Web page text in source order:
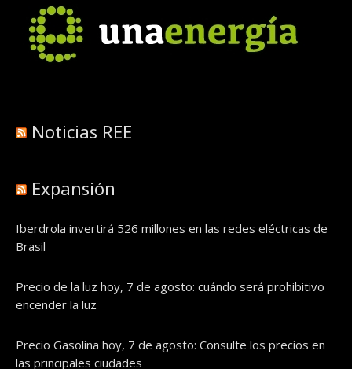
Noticias REE
Expansión
Iberdrola invertirá 526 millones en las redes eléctricas de
Brasil
Precio de la luz hoy, 7 de agosto: cuándo será prohibitivo
encender la luz
Precio Gasolina hoy, 7 de agosto: Consulte los precios en
las principales ciudades